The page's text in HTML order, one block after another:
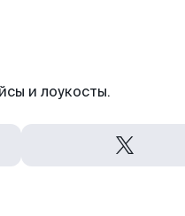
и лоукосты.